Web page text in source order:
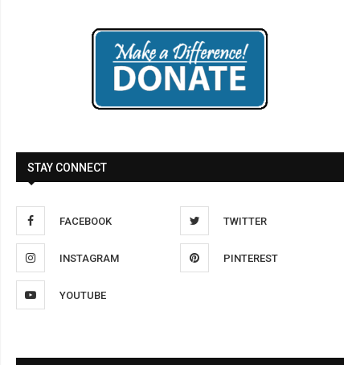
STAY CONNECT
FACEBOOK TWITTER
INSTAGRAM PINTEREST
YOUTUBE